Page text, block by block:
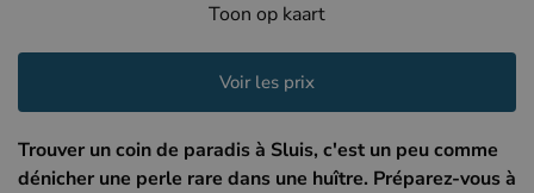
Hôtels à Knokke (BE)
Hôtels à Bruges (BE)
Hôtels à Middelkerke (BE)
Côte néerlandaise
Côte nord de la France
Conseils et informations sur les voyages
Toon op kaart
Voir les prix
Trouver un coin de paradis à Sluis, c'est un peu comme
dénicher une perle rare dans une huître. Préparez-vous à